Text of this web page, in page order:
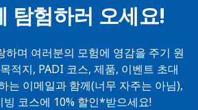
탐험하러 오세요!
하며 여러분의 모험에 영감을 주기 원
적지, PADI 코스, 제품, 이벤트 초대
는 이메일과 함께(너무 자주는 아님),
코스에 10% 할인*받으세요!